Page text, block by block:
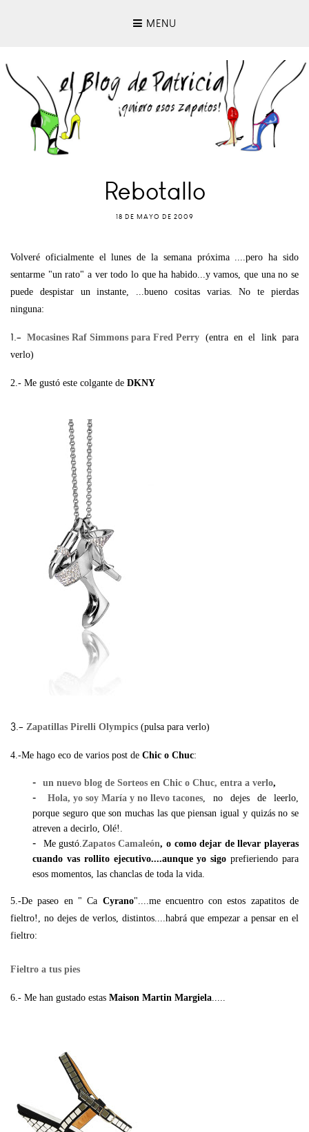
MENU
Rebotallo
18 DE MAYO DE 2009
Volveré oficialmente el lunes de la semana próxima ....pero ha sido
sentarme "un rato" a ver todo lo que ha habido...y vamos, que una no se
puede despistar un instante, ...bueno cositas varias. No te pierdas
ninguna:
1.-Mocasines Raf Simmons para Fred Perry (entra en el link para
verlo)
2.- Me gustó este colgante de DKNY
3.- Zapatillas Pirelli Olympics (pulsa para verlo)
4.-Me hago eco de varios post de Chic o Chuc:
un nuevo blog de Sorteos en Chic o Chuc, entra a verlo,
Hola, yo soy María y no llevo tacones , no dejes de leerlo,
porque seguro que son muchas las que piensan igual y quizás no se
atreven a decirlo, Olé!.
Me gustó. Zapatos Camaleón, o como dejar de llevar playeras
cuando vas rollito ejecutivo....aunque yo sigo prefieriendo para
esos momentos, las chanclas de toda la vida.
5.-De paseo en " Ca Cyrano"....me encuentro con estos zapatitos de
fieltro!, no dejes de verlos, distintos....habrá que empezar a pensar en el
fieltro:
Fieltro a tus pies
6.- Me han gustado estas Maison Martin Margiela